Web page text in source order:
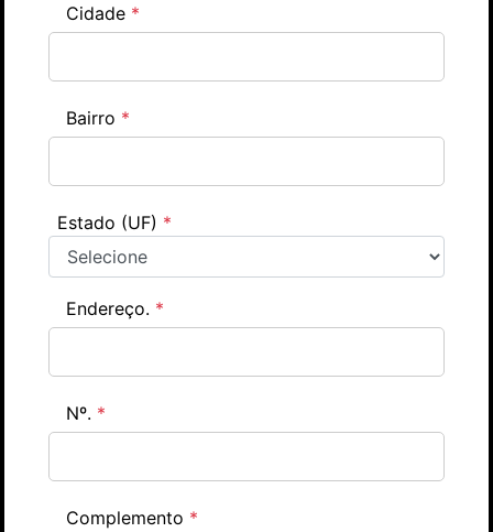
Cidade *
Bairro *
Estado (UF) *
Endereço. *
Nº. *
Complemento *